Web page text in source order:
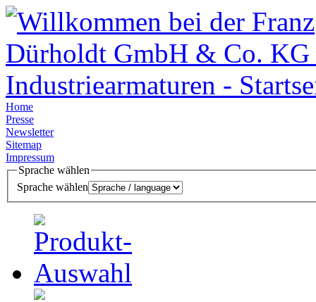
Home
Presse
Newsletter
Sitemap
Impressum
Sprache wählen
Sprache wählen